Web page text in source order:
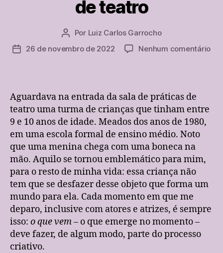
de teatro
Autor
do
Por Luiz Carlos Garrocho
Data26 de novembro de 2022 Nenhum comentárioem
Aguardava na entrada da sala de práticas de
teatro uma turma de crianças que tinham entre
9 e 10 anos de idade. Meados dos anos de 1980,
em uma escola formal de ensino médio. Noto
que uma menina chega com uma boneca na
mão. Aquilo se tornou emblemático para mim,
para o resto de minha vida: essa criança não
tem que se desfazer desse objeto que forma um
mundo para ela. Cada momento em que me
deparo, inclusive com atores e atrizes, é sempre
isso: o que vem– o que emerge no momento –
deve fazer, de algum modo, parte do processo
criativo.